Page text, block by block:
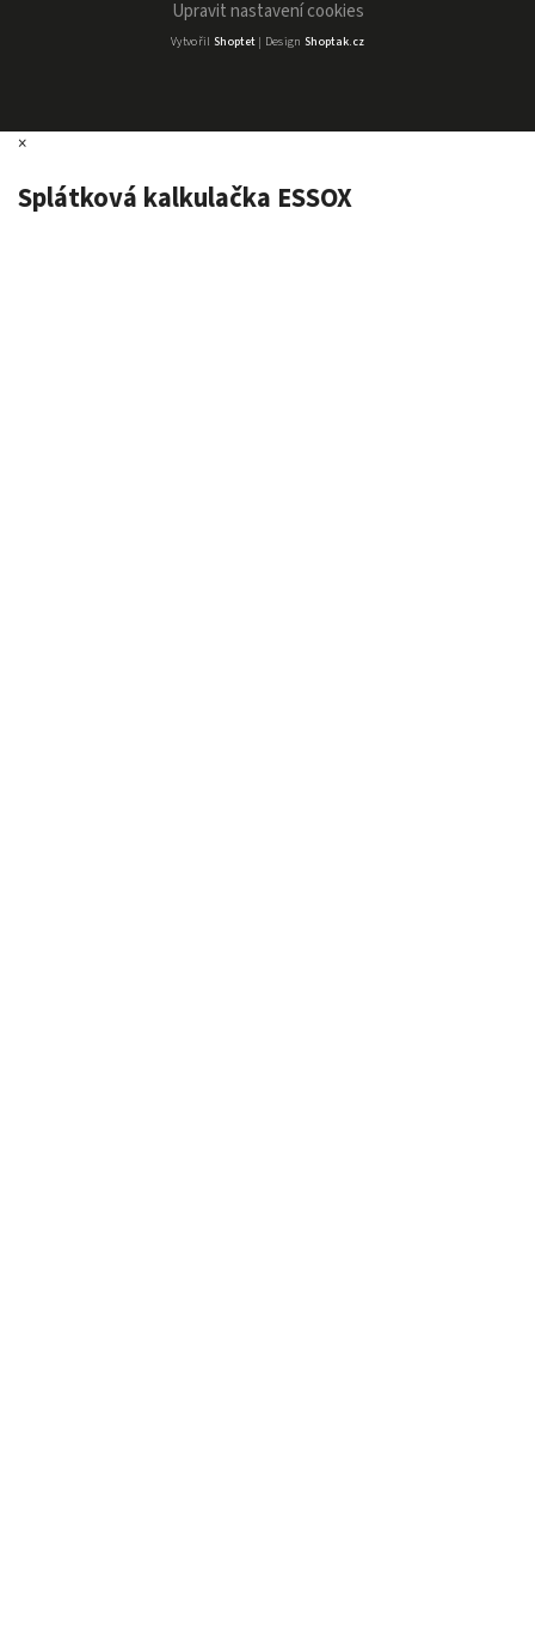
Upravit nastavení cookies
Vytvořil Shoptet| Design Shoptak.cz
×
Splátková kalkulačka ESSOX